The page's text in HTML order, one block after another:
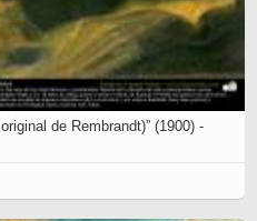
de Rembrandt)” (1900) -